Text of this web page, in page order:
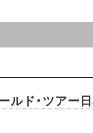
ルド・ツアー